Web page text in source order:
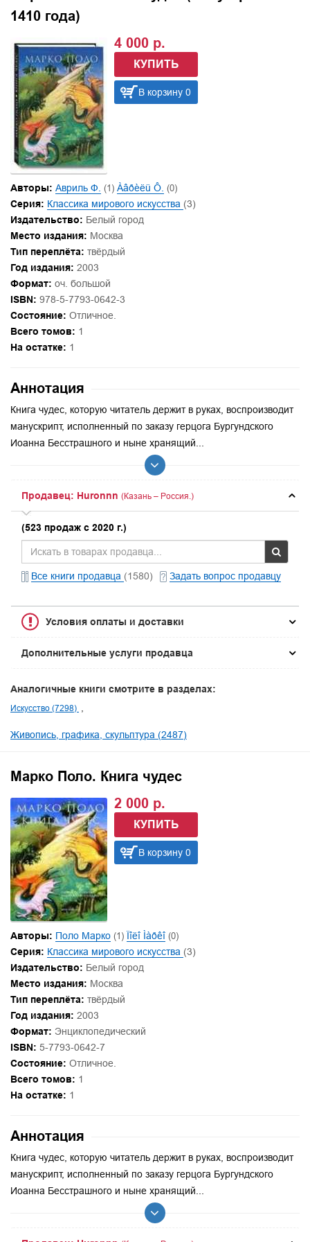
1410 года)
4 000 р.
КУПИТЬ
В корзину 0
Авторы: Авриль Ф. (1) Àâðèëü Ô. (0)
Серия: Классика мирового искусства (3)
Издательство: Белый город
Место издания: Москва
Тип переплёта: твёрдый
Год издания: 2003
Формат: оч. большой
ISBN: 978-5-7793-0642-3
Состояние: Отличное.
Всего томов: 1
На остатке: 1
Аннотация
Книга чудес, которую читатель держит в руках, воспроизводит
манускрипт, исполненный по заказу герцога Бургундского
Иоанна Бесстрашного и ныне хранящий...
Продавец: Huronnn (Казань – Россия.)
(523 продаж с 2020 г.)
Все книги продавца (1580) Задать вопрос продавцу
Условия оплаты и доставки
Дополнительные услуги продавца
Аналогичные книги смотрите в разделах:
Искусство (7298)
Живопись, графика, скульптура (2487)
Марко Поло. Книга чудес
2 000 р.
КУПИТЬ
В корзину 0
Авторы: Поло Марко (1) Ïîëî Ìàðêî (0)
Серия: Классика мирового искусства (3)
Издательство: Белый город
Место издания: Москва
Тип переплёта: твёрдый
Год издания: 2003
Формат: Энциклопедический
ISBN: 5-7793-0642-7
Состояние: Отличное.
Всего томов: 1
На остатке: 1
Аннотация
Книга чудес, которую читатель держит в руках, воспроизводит
манускрипт, исполненный по заказу герцога Бургундского
Иоанна Бесстрашного и ныне хранящий...